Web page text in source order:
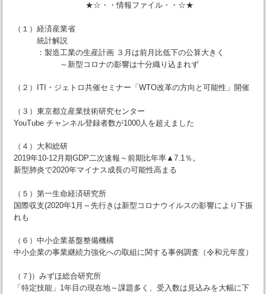
★☆・・情報ファイル・・☆★
（１）経済産業省
統計解説
：製造工業の生産計画 ３月は前月比低下の公算大きく
～新型コロナの影響は十分織り込まれず
（２）ITI・ジェトロ共催セミナー「WTO改革の方向と可能性」開催
（３）東京都立産業技術研究センター
YouTube チャンネル登録者数が1000人を超えました
（４）大和総研
2019年10-12月期GDP二次速報～前期比年率▲7.1％。
新型肺炎で2020年マイナス成長の可能性高まる
（５）第一生命経済研究所
国際収支(2020年1月～先行きは新型コロナウイルスの影響により下振
れも
（６）中小企業基盤整備機構
中小企業の事業継続力強化への取組に関する事例調査（令和元年度）
（７)）みずほ総合研究所
「特定技能」1年目の現在地～課題多く、受入数は見込みを大幅に下